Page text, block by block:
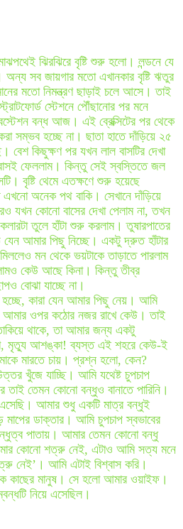
ঝিরঝিরে বৃষ্টি শুরু হলো। লন্ডনে যে
অন্য সব জায়গার মতো এখানকার বৃষ্টি ঋতুর
মতো নিমন্ত্রণ ছাড়াই চলে আসে। তাই
স্টেশনে পৌঁছানোর পর মনে
বন্ধ আজ। এই ব্রেক্সিটের পর থেকে
সম্ভব হচ্ছে না। ছাতা হাতে দাঁড়িয়ে ২৫
বেশ কিছুক্ষণ পর যখন লাল বাসটির দেখা
ফেললাম। কিন্তু সেই স্বস্তিতে জল
বৃষ্টি থেমে এতক্ষণে শুরু হয়েছে
অনেক পথ বাকি। সেখানে দাঁড়িয়ে
যখন কোনো বাসের দেখা পেলাম না, তখন
তুলে হাঁটা শুরু করলাম। তুষারপাতের
আমার পিছু নিচ্ছে। একটু দ্রুত হাঁটার
মন থেকে ভয়টাকে তাড়াতে পারলাম
কেউ আছে কিনা। কিন্তু তীব্র
বোঝা যাচ্ছে না।
কারা যেন আমার পিছু নেয়। আমি
আমার ওপর কঠোর নজর রাখে কেউ। তাই
থাকে, তা আমার জন্য একটু
মৃত্যু আশঙ্কা! ব্যস্ত এই শহরে কেউ-ই
মারতে চায়। প্রশ্ন হলো, কেন?
খুঁজে যাচ্ছি। আমি যথেষ্ট চুপচাপ
তেমন কোনো বন্ধুও বানাতে পারিনি।
এসেছি। আমার শুধু একটি মাত্র বন্ধুই
ডাক্তার। আমি চুপচাপ স্বভাবের
পাতায়। আমার তেমন কোনো বন্ধু
কোনো শত্রু নেই, এটাও আমি সত্য মনে
নেই’। আমি এটাই বিশ্বাস করি।
মানুষ। সে হলো আমার ওয়াইফ।
নিয়ে এসেছিল।